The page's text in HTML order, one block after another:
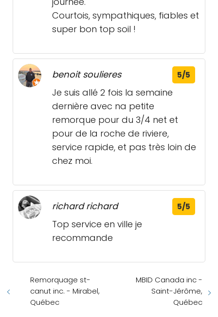
Courtois, sympathiques, fiables et
super bon top soil !
benoit soulieres 5/5
Je suis allé 2 fois la semaine
dernière avec na petite
remorque pour du 3/4 net et
pour de la roche de riviere,
service rapide, et pas très loin de
chez moi.
richard richard 5/5
Top service en ville je
recommande
Remorquage st-
canut inc. - Mirabel,
Québec
MBID Canada inc -
Saint-Jérôme,
Québec